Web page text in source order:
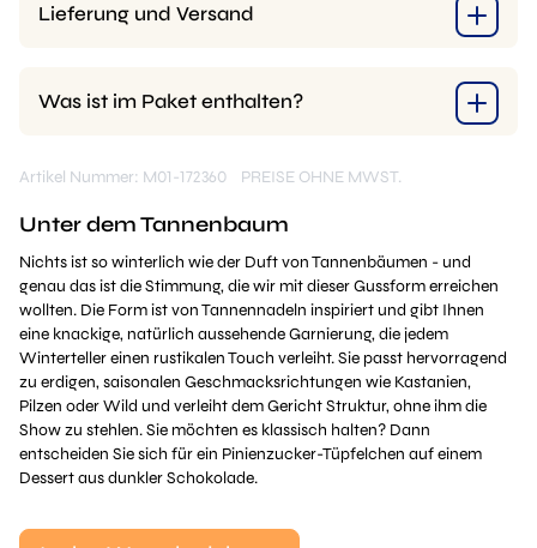
Lieferung und Versand
Was ist im Paket enthalten?
Artikel Nummer: M01-172360 PREISE OHNE MWST.
Unter dem Tannenbaum
Nichts ist so winterlich wie der Duft von Tannenbäumen - und
genau das ist die Stimmung, die wir mit dieser Gussform erreichen
wollten. Die Form ist von Tannennadeln inspiriert und gibt Ihnen
eine knackige, natürlich aussehende Garnierung, die jedem
Winterteller einen rustikalen Touch verleiht. Sie passt hervorragend
zu erdigen, saisonalen Geschmacksrichtungen wie Kastanien,
Pilzen oder Wild und verleiht dem Gericht Struktur, ohne ihm die
Show zu stehlen. Sie möchten es klassisch halten? Dann
entscheiden Sie sich für ein Pinienzucker-Tüpfelchen auf einem
Dessert aus dunkler Schokolade.